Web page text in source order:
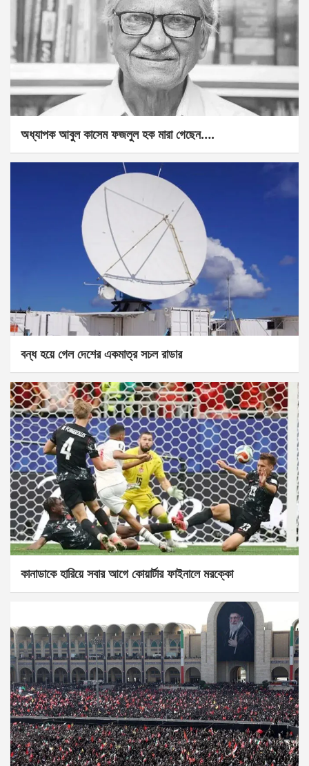
অধ্যাপক আবুল কাসেম ফজলুল হক মারা গেছেন….
বন্ধ হয়ে গেল দেশের একমাত্র সচল রাডার
কানাডাকে হারিয়ে সবার আগে কোয়ার্টার ফাইনালে মরক্কো